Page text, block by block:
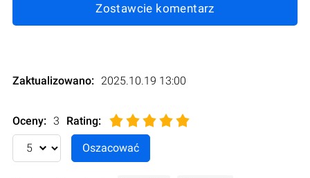
Zostawcie komentarz
Zaktualizowano: 2025.10.19 13:00
Oceny: 3 Rating: